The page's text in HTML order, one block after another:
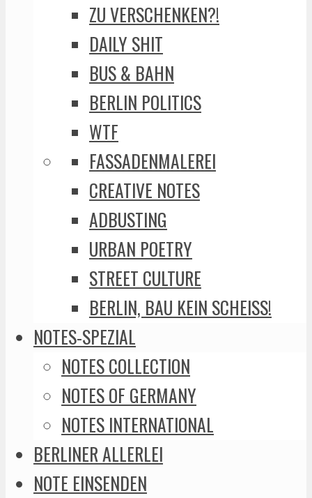
ZU VERSCHENKEN?!
DAILY SHIT
BUS & BAHN
BERLIN POLITICS
WTF
FASSADENMALEREI
CREATIVE NOTES
ADBUSTING
URBAN POETRY
STREET CULTURE
BERLIN, BAU KEIN SCHEISS!
NOTES-SPEZIAL
NOTES COLLECTION
NOTES OF GERMANY
NOTES INTERNATIONAL
BERLINER ALLERLEI
NOTE EINSENDEN